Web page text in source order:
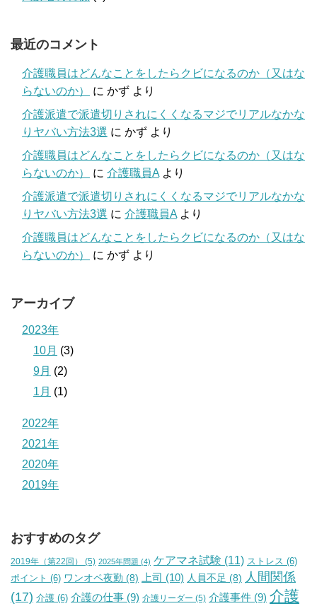
最近のコメント
介護職員はどんなことをしたらクビになるのか（又はな
らないのか）
に かず より
介護派遣で派遣切りされにくくなるマジでリアルなかな
りヤバい方法3選 に かず より
介護職員はどんなことをしたらクビになるのか（又はな
らないのか）
に 介護職員A より
介護派遣で派遣切りされにくくなるマジでリアルなかな
りヤバい方法3選 に 介護職員A より
介護職員はどんなことをしたらクビになるのか（又はな
らないのか）
に かず より
アーカイブ
2023年
10月 (3)
9月 (2)
1月 (1)
2022年
2021年
2020年
2019年
おすすめのタグ
2019年（第22回） (5) 2025年問題 (4) ケアマネ試験 (11) ストレス (6)
ポイント (6) ワンオペ夜勤 (8) 上司 (10) 人員不足 (8) 人間関係
(17) 介護 (6) 介護の仕事 (9) 介護リーダー (5) 介護事件 (9) 介護